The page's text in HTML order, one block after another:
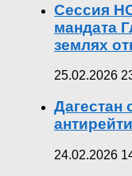
Сессия
мандата
землях
25.02.2026
Дагестан
24.02.2026